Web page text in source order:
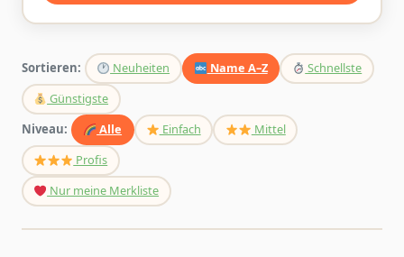
Sortieren: Neuheiten Name A–Z
Schnellste
Günstigste
Niveau:
Alle Einfach
Mittel
Profis
Nur meine Merkliste